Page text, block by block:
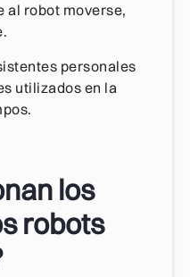
al robot moverse,
personales
utilizados en la
los
robots